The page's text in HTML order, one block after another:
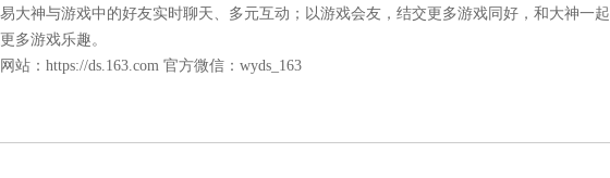
大神与游戏中的好友实时聊天、多元互动；以游戏会友，结交更多游戏同好，和大神一起
多游戏乐趣。
站： https://ds.163.com 官方微信：wyds_163